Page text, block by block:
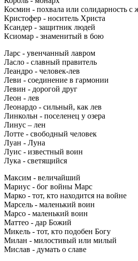
Космин - похвала или солидарность с
Кристофер - носитель Христа
Ксандер - защитник людей
Ксиомар - знаменитый в бою
Ларс - увенчанный лавром
Ласло - славный правитель
Леандро - человек-лев
Леви - соединение в гармонии
Левин - дорогой друг
Леон - лев
Леонардо - сильный, как лев
Линкольн - поселенец у озера
Линус – лен
Лотте - свободный человек
Луан - Луна
Луис - известный воин
Лука - светящийся
Максим - величайший
Мариус - бог войны Марс
Марко - тот, кто находится на войне
Марсель - маленький воин
Марсо - маленький воин
Маттео - дар Божий
Микель - тот, кто подобен Богу
Милан - милостивый или милый
Мислав - думать о славе